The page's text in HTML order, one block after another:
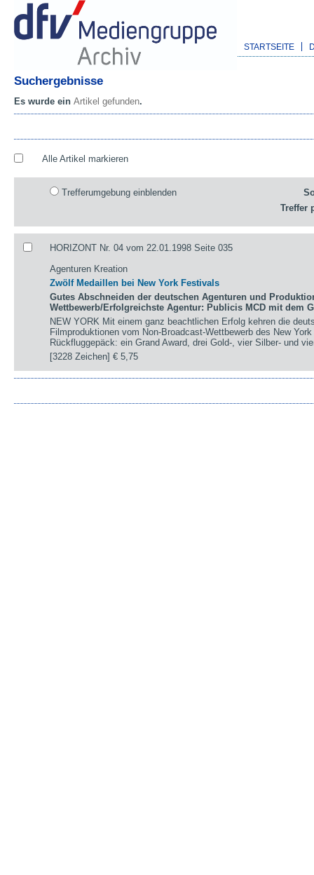
STARTSEITE
Suchergebnisse
Es wurde ein Artikel gefunden.
Alle Artikel markieren
Trefferumgebung einblenden
Treffer
HORIZONT Nr. 04 vom 22.01.1998 Seite 035
Agenturen Kreation
Zwölf Medaillen bei New York Festivals
Gutes Abschneiden der deutschen Agenturen und
Wettbewerb/Erfolgreichste Agentur: Publicis MCD mit dem
NEW YORK Mit einem ganz beachtlichen Erfolg kehren die
Filmproduktionen vom Non-Broadcast-Wettbewerb des New
Rückfluggepäck: ein Grand Award, drei Gold-, vier Silber- und
[3228 Zeichen]€ 5,75